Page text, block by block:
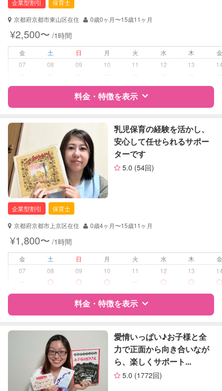
対応可能/特徴
夜間対応
病児対応 病児、病後児、ともに可能
障がい児対応 対応可否は個別に相談
レッスン なし
定期予約 お引き受けしていません
お子様の撮影
（定期特典）
対応不可
企業型割引
保育士
京都府京都市東山区在住
0歳0ヶ月〜15歳11ヶ月
¥2,500〜 /1時間
金 土 日 月 火 水 木
07
08 09 10 11 12 13
料金・特徴を表示
特徴 料金 レビュー
サポートの特徴
資格
企業型割引対象(旧内閣府補助対象)
自治体届出済ベビーシッター
保育士
病児対応 病児、病後児、ともに不可
障がい児対応 対応可否は個別に相談
レッスン なし
お引き受けしていません
お子様の撮影
（定期特典）
対応不可
乳児保育の経験を活かし、
安心して任せられるサポー
ターです
5.0 (54回)
企業型割引
保育士
京都府京都市上京区在住
0歳4ヶ月〜15歳11ヶ月
¥1,800〜 /1時間
金 土 日 月 火 水 木
07
08 09 10 11 12 13
料金・特徴を表示
特徴 料金 レビュー
サポートの特徴
資格
企業型割引対象(旧内閣府補助対象)
愛情いっぱい♪お子様と全
力で正面から向き合いなが
ら、楽しくサポート...
5.0 (1772回)